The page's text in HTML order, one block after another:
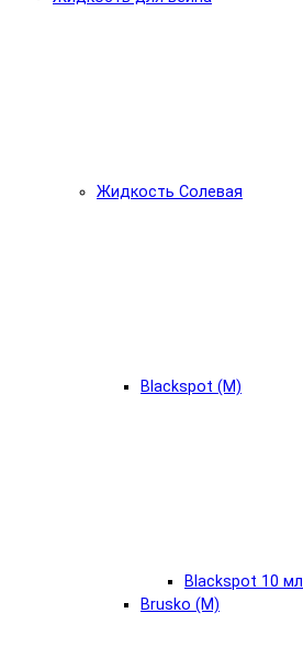
Жидкость Солевая
Blackspot (М)
Blackspot 10
Brusko (М)